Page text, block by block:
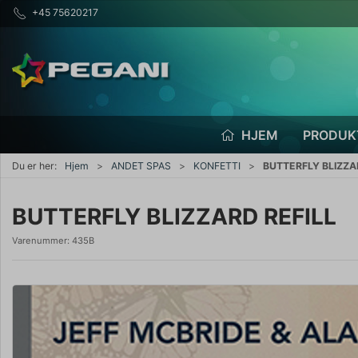
+45 75620217
HJEM
Du er her: Hjem ANDET SPAS KONFETTI BUTTERFLY
BUTTERFLY BLIZZARD REFILL
Varenummer: 435B